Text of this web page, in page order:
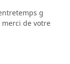
g
de votre